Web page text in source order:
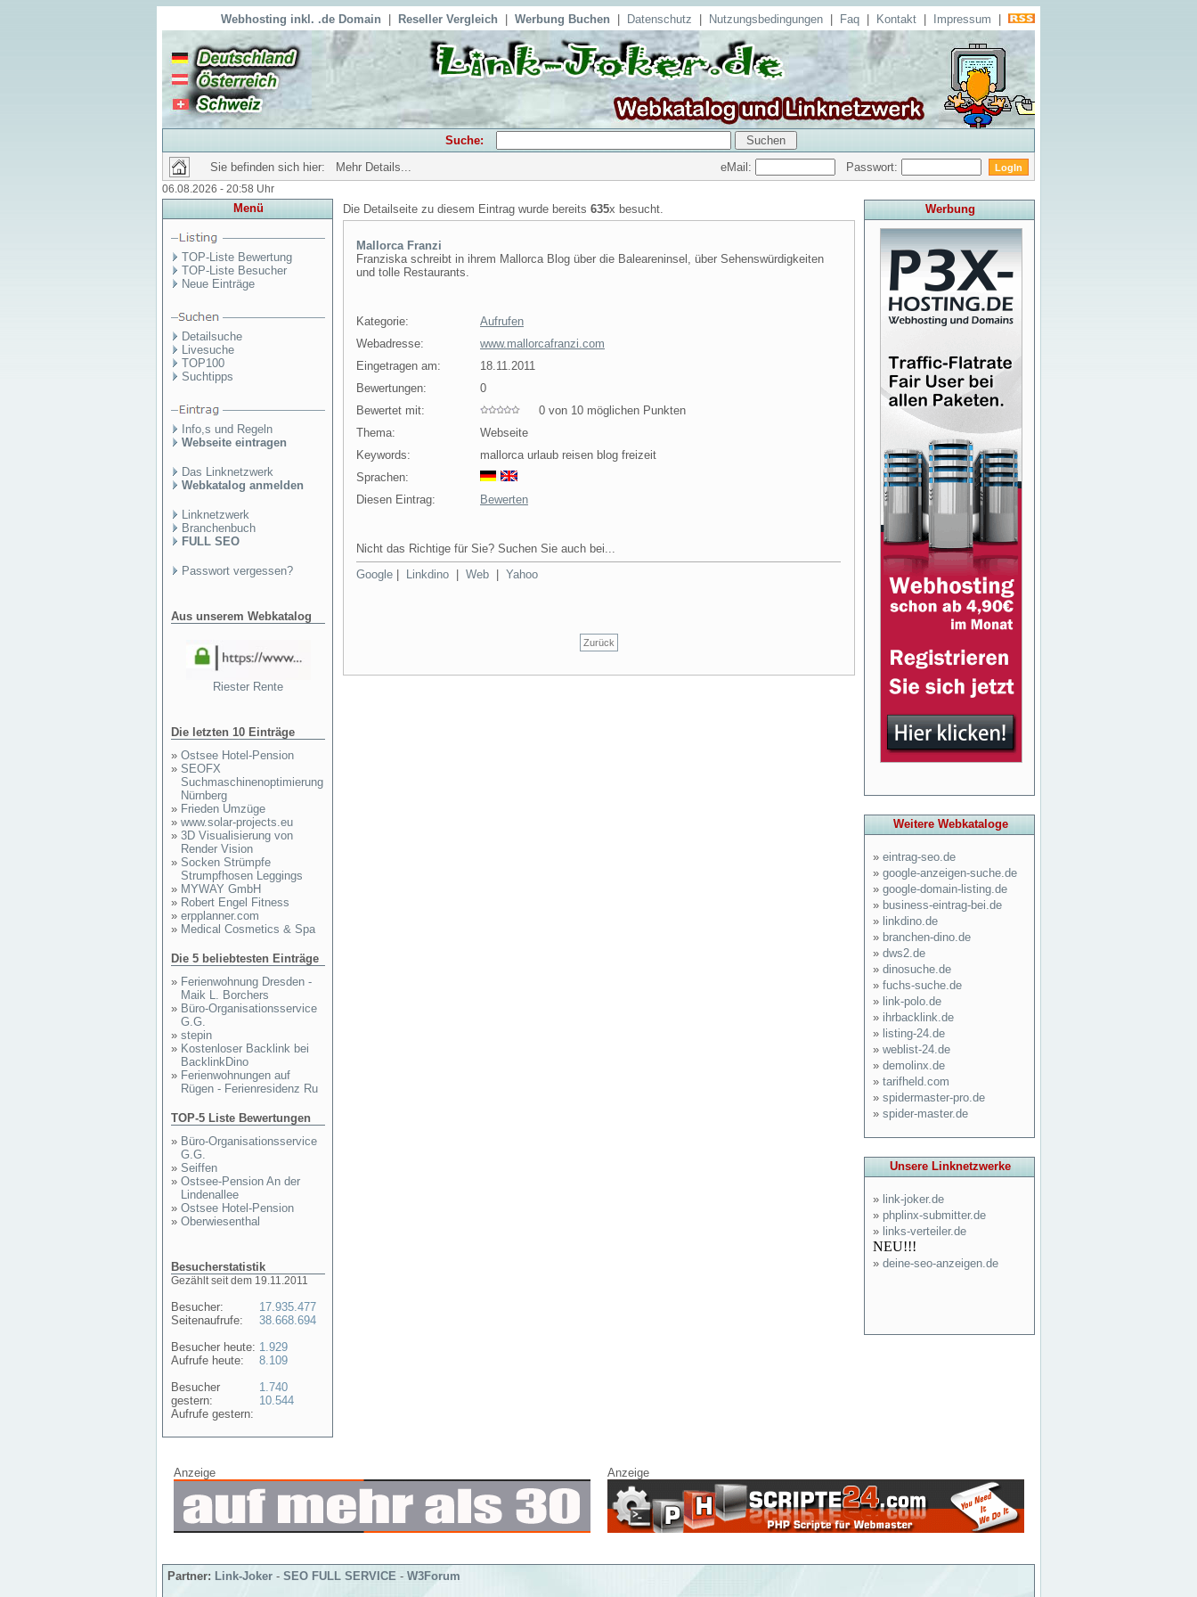
Webhosting inkl. .de Domain Reseller Vergleich Werbung Buchen Datenschutz Nutzungsbedingungen Faq Kontakt Impressum
Suche:
Sie befinden sich hier: Mehr Details...
eMail: Passwort:
06.08.2026 - 20:58 Uhr
Menü
TOP-Liste Bewertung
TOP-Liste Besucher
Neue Einträge
Detailsuche
Livesuche
TOP100
Suchtipps
Info,s und Regeln
Webseite eintragen
Das Linknetzwerk
Webkatalog anmelden
Linknetzwerk
Branchenbuch
FULL SEO
Passwort vergessen?
Aus unserem Webkatalog
Riester Rente
Die letzten 10 Einträge
» Ostsee Hotel-Pension
» SEOFX
Suchmaschinenoptimierung
Nürnberg
» Frieden Umzüge
» www.solar-projects.eu
» 3D Visualisierung von
Render Vision
» Socken Strümpfe
Strumpfhosen Leggings
» MYWAY GmbH
» Robert Engel Fitness
» erpplanner.com
» Medical Cosmetics & Spa
Die 5 beliebtesten Einträge
» Ferienwohnung Dresden -
Maik L. Borchers
» Büro-Organisationsservice
G.G.
» stepin
» Kostenloser Backlink bei
BacklinkDino
» Ferienwohnungen auf
Rügen - Ferienresidenz Ru
TOP-5 Liste Bewertungen
» Büro-Organisationsservice
G.G.
» Seiffen
» Ostsee-Pension An der
Lindenallee
» Ostsee Hotel-Pension
» Oberwiesenthal
Besucherstatistik
Gezählt seit dem 19.11.2011
Besucher:
Seitenaufrufe:
Besucher heute:
Aufrufe heute:
Besucher
gestern:
Aufrufe gestern:
17.935.477
38.668.694
1.929
8.109
1.740
10.544
Die Detailseite zu diesem Eintrag wurde bereits 635x besucht.
Mallorca Franzi
Franziska schreibt in ihrem Mallorca Blog über die Baleareninsel, über Sehenswürdigkeiten
und tolle Restaurants.
Kategorie:
Aufrufen
Webadresse:
www.mallorcafranzi.com
Eingetragen am:
18.11.2011
Bewertungen:
0
Bewertet mit:
0 von 10 möglichen Punkten
Thema:
Webseite
Keywords:
mallorca urlaub reisen blog freizeit
Sprachen:
Diesen Eintrag:
Bewerten
Nicht das Richtige für Sie? Suchen Sie auch bei...
Google
Linkdino Web Yahoo
Zurück
Werbung
Weitere Webkataloge
» eintrag-seo.de
» google-anzeigen-suche.de
» google-domain-listing.de
» business-eintrag-bei.de
» linkdino.de
» branchen-dino.de
» dws2.de
» dinosuche.de
» fuchs-suche.de
» link-polo.de
» ihrbacklink.de
» listing-24.de
» weblist-24.de
» demolinx.de
» tarifheld.com
» spidermaster-pro.de
» spider-master.de
Unsere Linknetzwerke
» link-joker.de
» phplinx-submitter.de
» links-verteiler.de
NEU!!!
» deine-seo-anzeigen.de
Anzeige Anzeige
Partner: Link-Joker - SEO FULL SERVICE - W3Forum